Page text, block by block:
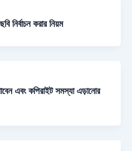
নির্বাচন করার নিয়ম
এবং কপিরাইট সমস্যা এড়ানোর